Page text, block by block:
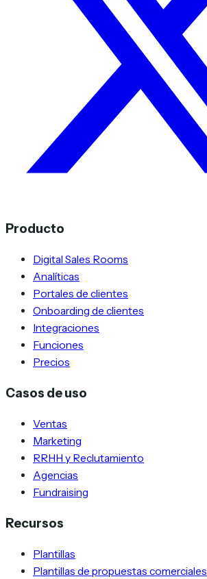
Producto
Digital Sales Rooms
Analíticas
Portales de clientes
Onboarding de clientes
Integraciones
Funciones
Precios
Casos de uso
Ventas
Marketing
RRHH y Reclutamiento
Agencias
Fundraising
Recursos
Plantillas
Plantillas de propuestas comerciales